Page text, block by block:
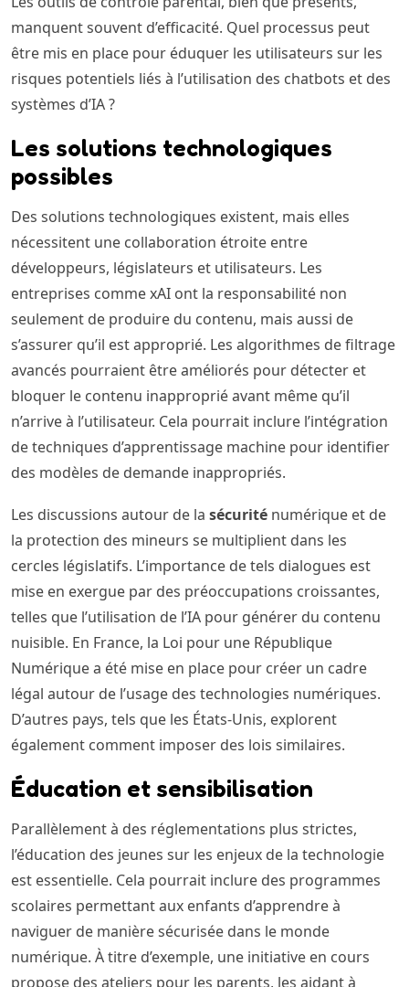
manquent souvent d’efficacité. Quel processus peut
être mis en place pour éduquer les utilisateurs sur les
risques potentiels liés à l’utilisation des chatbots et des
systèmes d’IA ?
Les solutions technologiques
possibles
Des solutions technologiques existent, mais elles
nécessitent une collaboration étroite entre
développeurs, législateurs et utilisateurs. Les
entreprises comme xAI ont la responsabilité non
seulement de produire du contenu, mais aussi de
s’assurer qu’il est approprié. Les algorithmes de filtrage
avancés pourraient être améliorés pour détecter et
bloquer le contenu inapproprié avant même qu’il
n’arrive à l’utilisateur. Cela pourrait inclure l’intégration
de techniques d’apprentissage machine pour identifier
des modèles de demande inappropriés.
Les discussions autour de la sécurité numérique et de
la protection des mineurs se multiplient dans les
cercles législatifs. L’importance de tels dialogues est
mise en exergue par des préoccupations croissantes,
telles que l’utilisation de l’IA pour générer du contenu
nuisible. En France, la Loi pour une République
Numérique a été mise en place pour créer un cadre
légal autour de l’usage des technologies numériques.
D’autres pays, tels que les États-Unis, explorent
également comment imposer des lois similaires.
Éducation et sensibilisation
Parallèlement à des réglementations plus strictes,
l’éducation des jeunes sur les enjeux de la technologie
est essentielle. Cela pourrait inclure des programmes
scolaires permettant aux enfants d’apprendre à
naviguer de manière sécurisée dans le monde
numérique. À titre d’exemple, une initiative en cours
propose des ateliers pour les parents, les aidant à